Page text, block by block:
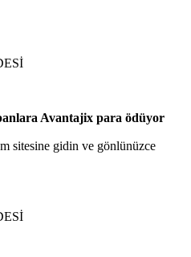
Avantajix para ödüyor
sitesine gidin ve gönlünüzce